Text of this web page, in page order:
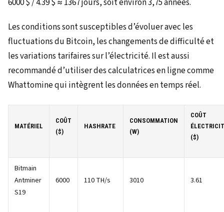
Les conditions sont susceptibles d’évoluer avec les
fluctuations du Bitcoin, les changements de difficulté et
les variations tarifaires sur l’électricité. Il est aussi
recommandé d’utiliser des calculatrices en ligne comme
Whattomine qui intègrent les données en temps réel.
MATÉRIEL
COÛT
($)
HASHRATE
CONSOMMATION
(W)
COÛT
($)
Bitmain
Antminer
S19
6000 110 TH/s 3010 3.61